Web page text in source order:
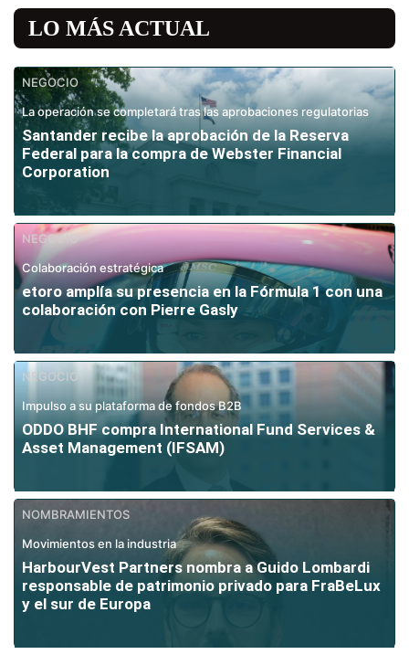
LO MÁS ACTUAL
NEGOCIO
La operación se completará tras las aprobaciones regulatorias
Santander recibe la aprobación de la Reserva
Federal para la compra de Webster Financial
Corporation
NEGOCIO
Colaboración estratégica
etoro amplía su presencia en la Fórmula 1 con una
colaboración con Pierre Gasly
NEGOCIO
Impulso a su plataforma de fondos B2B
ODDO BHF compra International Fund Services &
Asset Management (IFSAM)
NOMBRAMIENTOS
Movimientos en la industria
HarbourVest Partners nombra a Guido Lombardi
responsable de patrimonio privado para FraBeLux
y el sur de Europa